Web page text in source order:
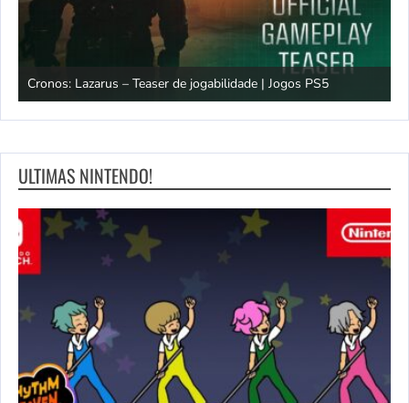
Cronos: Lazarus – Teaser de jogabilidade | Jogos PS5
ULTIMAS NINTENDO!